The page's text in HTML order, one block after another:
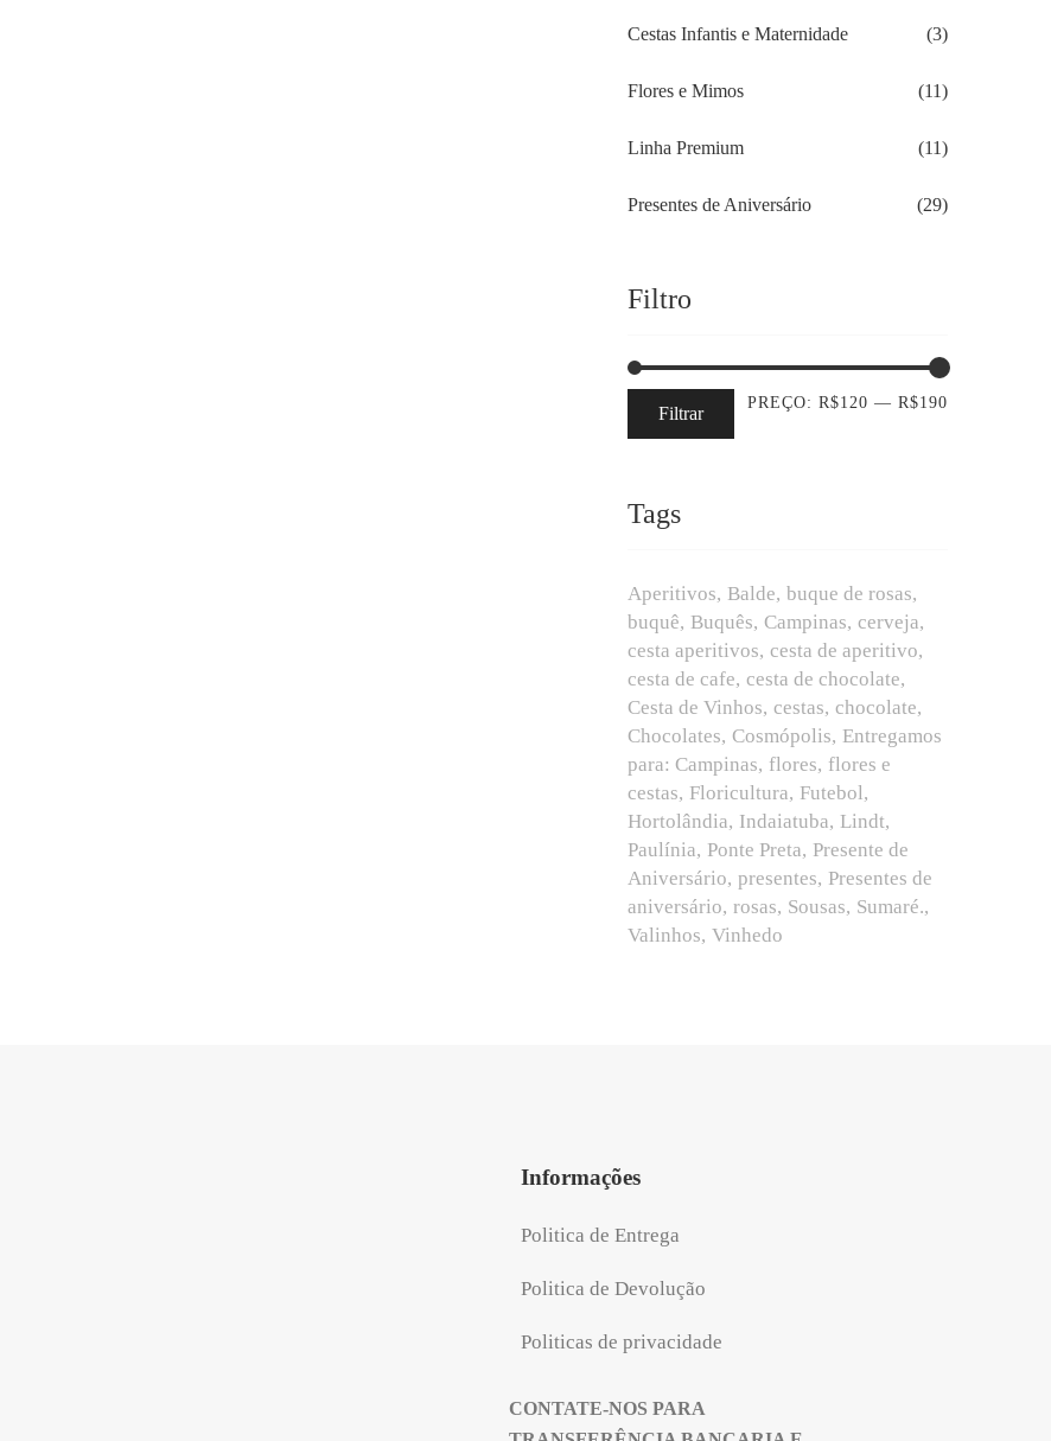
Cestas Infantis e Maternidade (3)
Flores e Mimos (11)
Linha Premium (11)
Presentes de Aniversário (29)
Filtro
Filtrar
PREÇO: R$120 — R$190
Tags
Aperitivos Balde buque de rosas
buquê Buquês Campinas cerveja
cesta aperitivos cesta de aperitivo
cesta de cafe cesta de chocolate
Cesta de Vinhos cestas chocolate
Chocolates Cosmópolis Entregamos
para: Campinas flores flores e
cestas Floricultura Futebol
Hortolândia Indaiatuba Lindt
Paulínia Ponte Preta Presente de
Aniversário presentes Presentes de
aniversário rosas Sousas Sumaré.
Valinhos Vinhedo
Informações
Politica de Entrega
Politica de Devolução
Politicas de privacidade
CONTATE-NOS PARA